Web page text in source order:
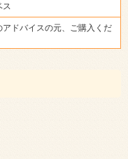
ス
ドバイスの元、ご購入くだ